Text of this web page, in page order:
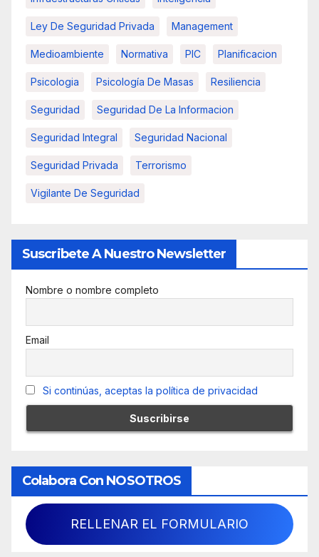
Ley De Seguridad Privada Management
Medioambiente Normativa PIC Planificacion
Psicologia Psicología De Masas Resiliencia
Seguridad Seguridad De La Informacion
Seguridad Integral Seguridad Nacional
Seguridad Privada Terrorismo
Vigilante De Seguridad
Suscribete A Nuestro Newsletter
Nombre o nombre completo
Email
Si continúas, aceptas la política de privacidad
Colabora Con NOSOTROS
RELLENAR EL FORMULARIO